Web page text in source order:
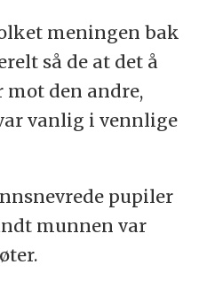
meningen bak
så de at det å
mot den andre,
vanlig i vennlige
pupiler
munnen var